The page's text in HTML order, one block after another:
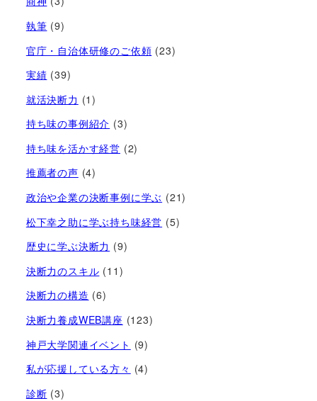
執筆 (9)
官庁・自治体研修のご依頼 (23)
実績 (39)
就活決断力 (1)
持ち味の事例紹介 (3)
持ち味を活かす経営​ (2)
推薦者の声 (4)
政治や企業の決断事例に学ぶ (21)
松下幸之助に学ぶ持ち味経営 (5)
歴史に学ぶ決断力 (9)
決断力のスキル (11)
決断力の構造 (6)
決断力養成WEB講座 (123)
神戸大学関連イベント (9)
私が応援している方々 (4)
診断 (3)